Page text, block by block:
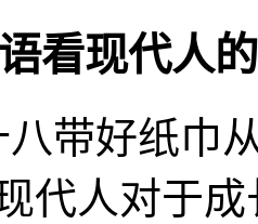
看现代人
八带好纸巾
代人对于